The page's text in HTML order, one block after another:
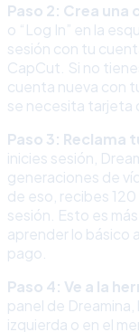
Paso 2: Crea una
o “Log In” en la
sesión con tu
CapCut. Si no
cuenta nueva con
se necesita tarjeta
Paso 3:
inicies sesión,
generaciones de
de eso, recibes
sesión. Esto es
aprender lo básico
pago.
Paso 4: Ve a la
panel de Dreamina,
izquierda o en el